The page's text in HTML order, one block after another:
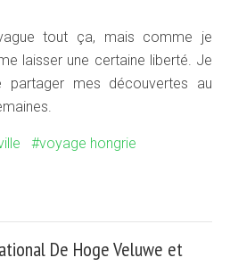
tout ça, mais comme je
laisser une certaine liberté. Je
partager mes découvertes au
voyage hongrie
De Hoge Veluwe et